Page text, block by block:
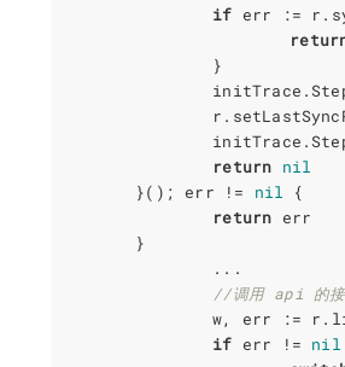
if err := r .
}
initTrace .
r .
initTrace .
return
nil
}();
err != nil
{
return err
}
...
//调用 api 的
w, err := r .
if err != nil